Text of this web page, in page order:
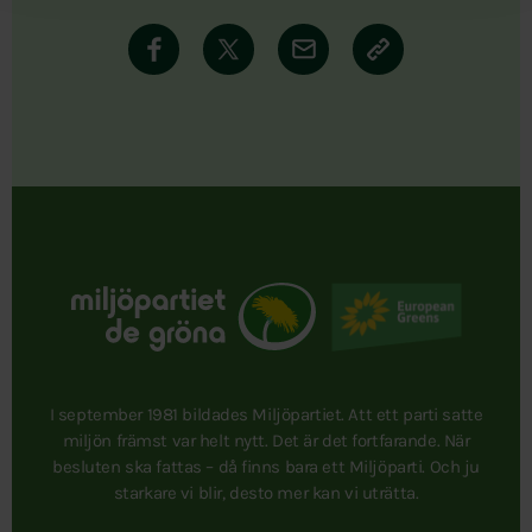
I september 1981 bildades Miljöpartiet. Att ett parti satte
miljön främst var helt nytt. Det är det fortfarande. När
besluten ska fattas – då finns bara ett Miljöparti. Och ju
starkare vi blir, desto mer kan vi uträtta.